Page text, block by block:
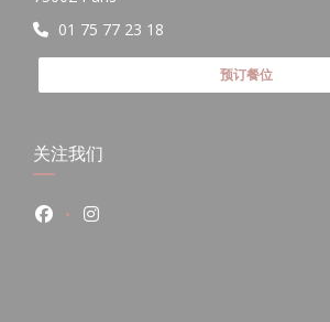
01 75 77 23 18
预订餐位
关注我们
Facebook ((在新窗口中打开))
Instagram ((在新窗口中打开))